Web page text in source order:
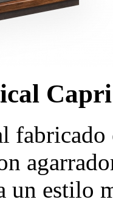
fabricado
un estilo